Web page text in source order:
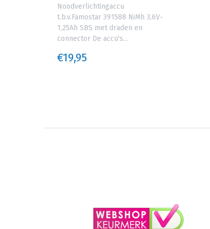
€19,95
Noodverlichtingaccu
t.b.v.Famostar 391588 NiMh 3,6V-
1,25Ah SBS met draden en
connector De accu's...